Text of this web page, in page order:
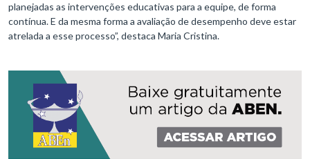
planejadas as intervenções educativas para a equipe, de forma
contínua. E da mesma forma a avaliação de desempenho deve estar
atrelada a esse processo”, destaca Maria Cristina.